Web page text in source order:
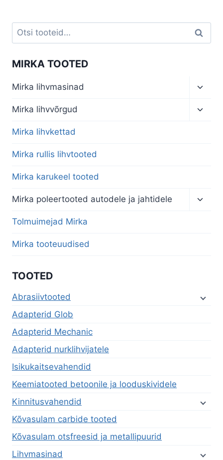
Otsi: Otsi
MIRKA TOOTED
Mirka lihvmasinad
menu
Mirka lihvvõrgud
Mirka lihvkettad
Mirka rullis lihvtooted
Mirka karukeel tooted
Mirka poleertooted autodele ja jahtidele
Tolmuimejad Mirka
Mirka tooteuudised
TOOTED
Abrasiivtooted
Adapterid Glob
Adapterid Mechanic
Adapterid nurklihvijatele
Isikukaitsevahendid
Keemiatooted betoonile ja looduskividele
Kinnitusvahendid
Kõvasulam carbide tooted
Kõvasulam otsfreesid ja metallipuurid
Lihvmasinad